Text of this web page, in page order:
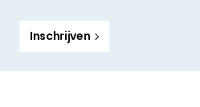
Inschrijven